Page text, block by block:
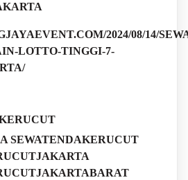
2024/08/14/
LOTTO-TINGGI-7-
SEWATENDAKERUCUT